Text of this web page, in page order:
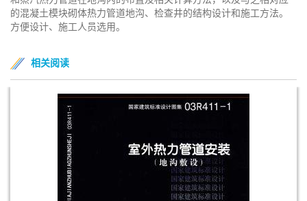
的混凝土模块砌体热力管道地沟、检查井的结构设计和施工方法。
方便设计、施工人员选用。
相关阅读